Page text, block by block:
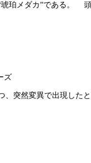
珀メダカ”である。
ズ
、突然変異で出現し